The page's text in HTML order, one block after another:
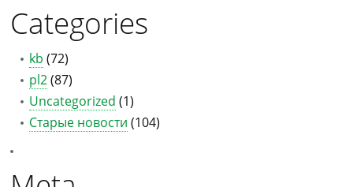
Categories
kb (72)
pl2(87)
Uncategorized (1)
Старые новости (104)